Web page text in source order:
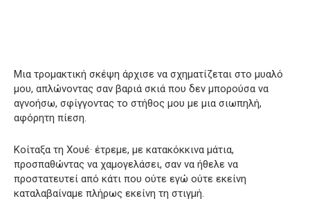
Μια τρομακτική σκέψη άρχισε να σχηματίζεται στο μυαλό
μου, απλώνοντας σαν βαριά σκιά που δεν μπορούσα να
αγνοήσω, σφίγγοντας το στήθος μου με μια σιωπηλή,
αφόρητη πίεση.
Κοίταξα τη Χουέ· έτρεμε, με κατακόκκινα μάτια,
προσπαθώντας να χαμογελάσει, σαν να ήθελε να
προστατευτεί από κάτι που ούτε εγώ ούτε εκείνη
καταλαβαίναμε πλήρως εκείνη τη στιγμή.